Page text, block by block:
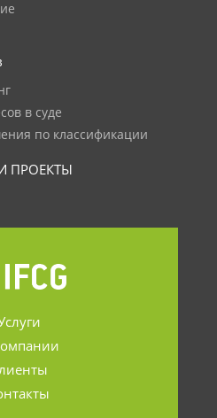
в суде
по классификации
ПРОЕКТЫ